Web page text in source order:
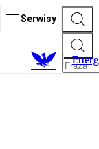
Serwisy
E